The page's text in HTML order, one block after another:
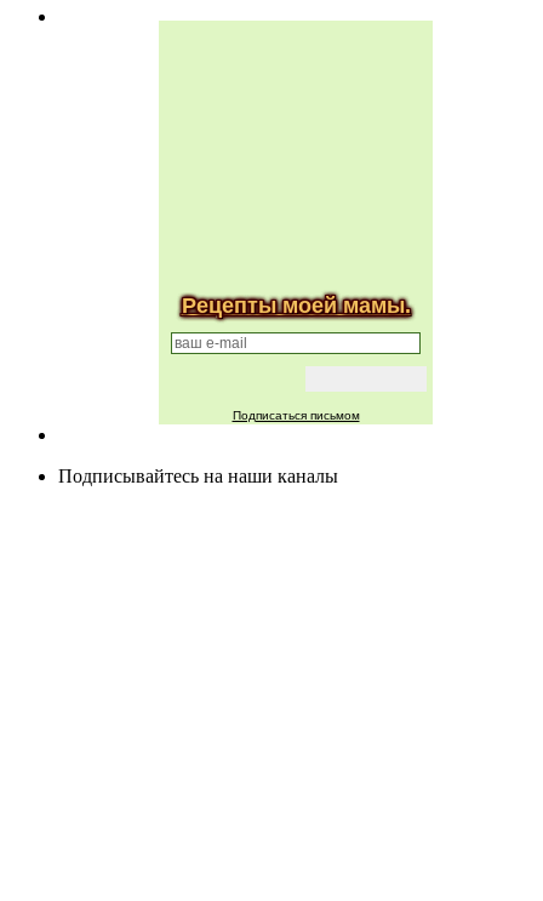
Рецепты моей мамы.
Подписаться письмом
Подписывайтесь на наши каналы